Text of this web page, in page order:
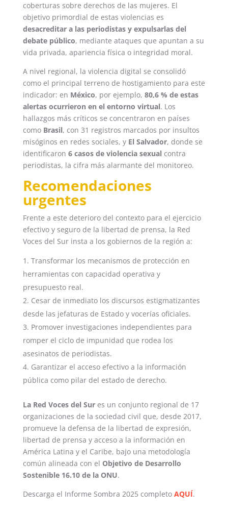
coberturas sobre derechos de las mujeres. El
objetivo primordial de estas violencias es
desacreditar a las periodistas y expulsarlas del
debate público, mediante ataques que apuntan a su
vida privada, apariencia física o integridad moral.
A nivel regional, la violencia digital se consolidó
como el principal terreno de hostigamiento para este
indicador: en México, por ejemplo, 80,6 % de estas
alertas ocurrieron en el entorno virtual. Los
hallazgos más críticos se concentraron en países
como Brasil, con 31 registros marcados por insultos
misóginos en redes sociales, y El Salvador, donde se
identificaron 6 casos de violencia sexual contra
periodistas, la cifra más alarmante del monitoreo.
Recomendaciones
urgentes
Frente a este deterioro del contexto para el ejercicio
efectivo y seguro de la libertad de prensa, la Red
Voces del Sur insta a los gobiernos de la región a:
Transformar los mecanismos de protección en
herramientas con capacidad operativa y
presupuesto real.
Cesar de inmediato los discursos estigmatizantes
desde las jefaturas de Estado y vocerías oficiales.
Promover investigaciones independientes para
romper el ciclo de impunidad que rodea los
asesinatos de periodistas.
Garantizar el acceso efectivo a la información
pública como pilar del estado de derecho.
La Red Voces del Sures un conjunto regional de 17
organizaciones de la sociedad civil que, desde 2017,
promueve la defensa de la libertad de expresión,
libertad de prensa y acceso a la información en
América Latina y el Caribe, bajo una metodología
común alineada con el Objetivo de Desarrollo
Sostenible 16.10 de la ONU.
Descarga el Informe Sombra 2025 completo AQUÍ.